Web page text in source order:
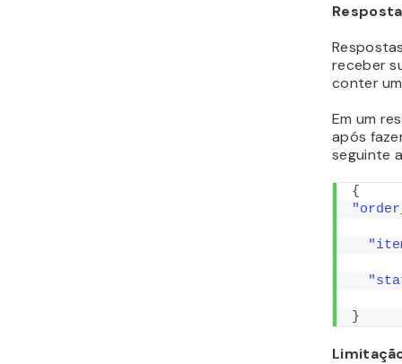
receber
conter
Em um
após
seguinte
{
}